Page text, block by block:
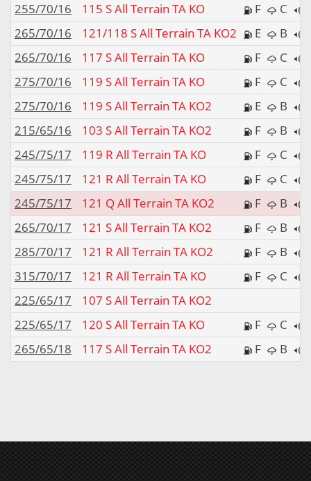
255/70/16
115 S All Terrain TA KO F C
265/70/16
121/118 S All Terrain TA KO2 E B
265/70/16
117 S All Terrain TA KO F C
275/70/16
119 S All Terrain TA KO F C
275/70/16
119 S All Terrain TA KO2 E B
215/65/16
103 S All Terrain TA KO2 F B
245/75/17
119 R All Terrain TA KO F C
245/75/17
121 R All Terrain TA KO F C
245/75/17
121 Q All Terrain TA KO2 F B
265/70/17
121 S All Terrain TA KO2 F B
285/70/17
121 R All Terrain TA KO2 F B
315/70/17
121 R All Terrain TA KO F C
225/65/17
107 S All Terrain TA KO2
225/65/17
120 S All Terrain TA KO F C
265/65/18
117 S All Terrain TA KO2 F B